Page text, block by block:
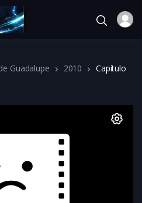
Guadalupe 2010
Capítulo